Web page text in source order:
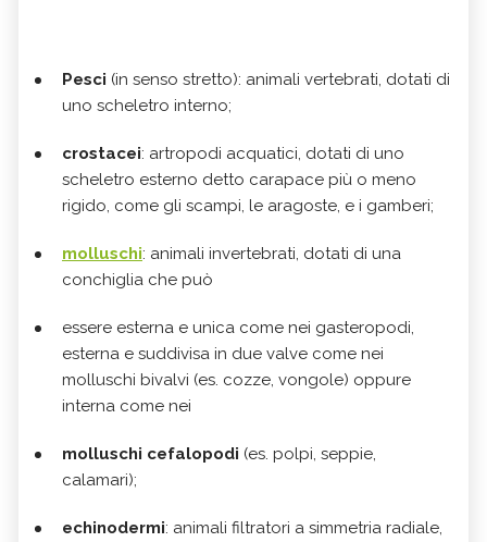
Pesci (in senso stretto): animali vertebrati, dotati di
uno scheletro interno;
crostacei: artropodi acquatici, dotati di uno
scheletro esterno detto carapace più o meno
rigido, come gli scampi, le aragoste, e i gamberi;
molluschi: animali invertebrati, dotati di una
conchiglia che può
essere esterna e unica come nei gasteropodi,
esterna e suddivisa in due valve come nei
molluschi bivalvi (es. cozze, vongole) oppure
interna come nei
molluschi cefalopodi (es. polpi, seppie,
calamari);
echinodermi: animali filtratori a simmetria radiale,